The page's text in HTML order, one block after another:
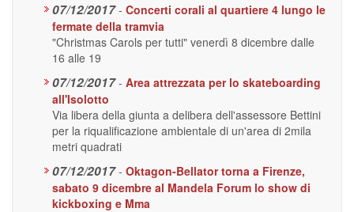
07/12/2017 - Concerti corali al quartiere 4 lungo le
fermate della tramvia
"Christmas Carols per tutti" venerdì 8 dicembre dalle
16 alle 19
07/12/2017 - Area attrezzata per lo skateboarding
all'Isolotto
Via libera della giunta a delibera dell'assessore Bettini
per la riqualificazione ambientale di un'area di 2mila
metri quadrati
07/12/2017 - Oktagon-Bellator torna a Firenze,
sabato 9 dicembre al Mandela Forum lo show di
kickboxing e Mma